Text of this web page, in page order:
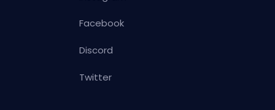
Facebook
Discord
Twitter